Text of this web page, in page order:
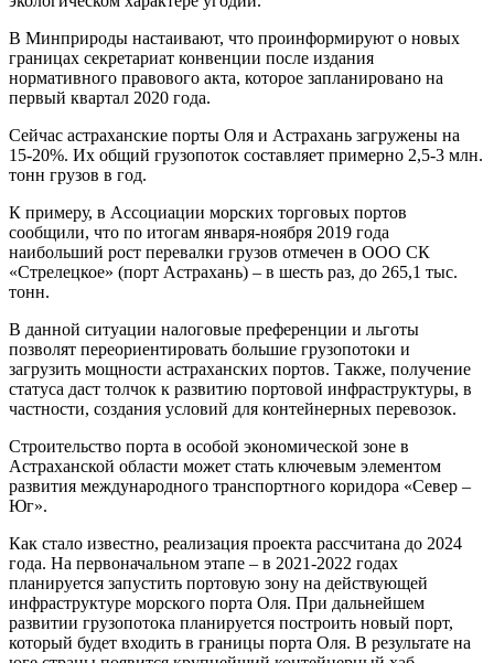
В Минприроды настаивают, что проинформируют о новых
границах секретариат конвенции после издания
нормативного правового акта, которое запланировано на
первый квартал 2020 года.
Сейчас астраханские порты Оля и Астрахань загружены на
15-20%. Их общий грузопоток составляет примерно 2,5-3 млн.
тонн грузов в год.
К примеру, в Ассоциации морских торговых портов
сообщили, что по итогам января-ноября 2019 года
наибольший рост перевалки грузов отмечен в ООО СК
«Стрелецкое» (порт Астрахань) – в шесть раз, до 265,1 тыс.
тонн.
В данной ситуации налоговые преференции и льготы
позволят переориентировать большие грузопотоки и
загрузить мощности астраханских портов. Также, получение
статуса даст толчок к развитию портовой инфраструктуры, в
частности, создания условий для контейнерных перевозок.
Строительство порта в особой экономической зоне в
Астраханской области может стать ключевым элементом
развития международного транспортного коридора «Север –
Юг».
Как стало известно, реализация проекта рассчитана до 2024
года. На первоначальном этапе – в 2021-2022 годах
планируется запустить портовую зону на действующей
инфраструктуре морского порта Оля. При дальнейшем
развитии грузопотока планируется построить новый порт,
который будет входить в границы порта Оля. В результате на